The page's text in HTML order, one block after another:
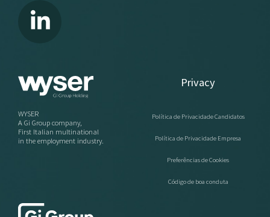
WYSER
A Gi Group company,
First Italian multinational
in the employment industry.
Privacy
Política de Privacidade Candidatos
Política de Privacidade Empresa
Preferências de Cookies
Código de boa conduta